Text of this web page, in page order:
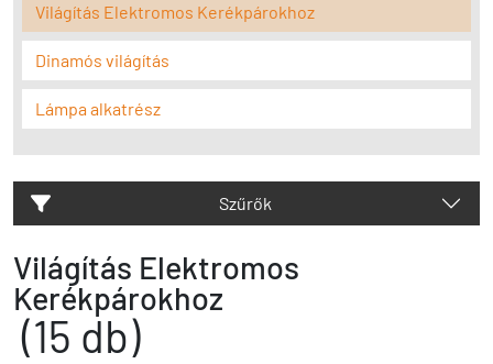
Világítás Elektromos Kerékpárokhoz
Dinamós világítás
Lámpa alkatrész
Szűrők
Világítás Elektromos
Kerékpárokhoz
(15 db)